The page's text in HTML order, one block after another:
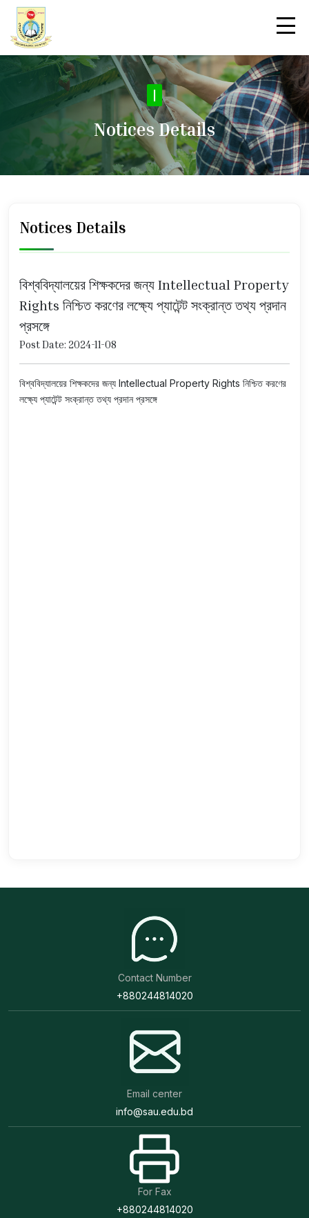
No |
Notices Details
Notices Details
বিশ্ববিদ্যালয়ের শিক্ষকদের জন্য Intellectual Property
Rights নিশ্চিত করণের লক্ষ্যে প্যাটেন্ট সংক্রান্ত তথ্য প্রদান
প্রসঙ্গে
Post Date: 2024-11-08
বিশ্ববিদ্যালয়ের শিক্ষকদের জন্য Intellectual Property Rights নিশ্চিত করণের
লক্ষ্যে প্যাটেন্ট সংক্রান্ত তথ্য প্রদান প্রসঙ্গে
Contact Number
+880244814020
Email center
info@sau.edu.bd
For Fax
+880244814020